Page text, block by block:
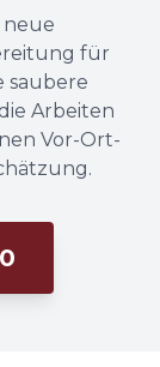
neue
für
saubere
Arbeiten
Vor-Ort-